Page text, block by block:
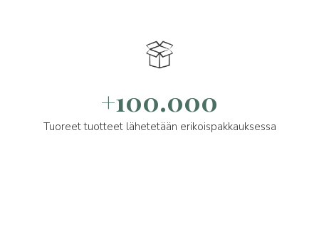
+100.000
Tuoreet tuotteet lähetetään erikoispakkauksessa